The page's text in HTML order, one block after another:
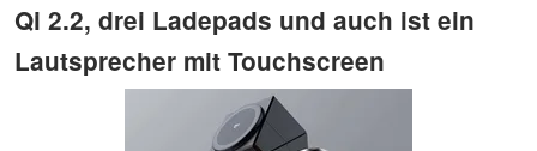
Qi 2.2, drei Ladepads und auch ist ein
Lautsprecher mit Touchscreen